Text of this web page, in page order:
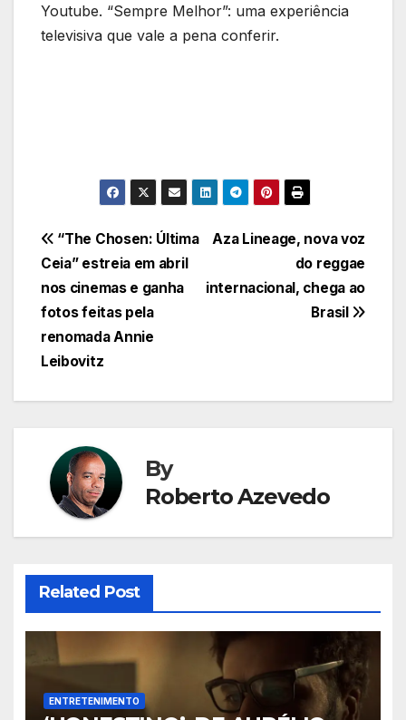
Youtube. “Sempre Melhor”: uma experiência
televisiva que vale a pena conferir.
Navegação
de
Post
Aza Lineage, nova voz
do reggae
internacional, chega ao
Brasil
“The Chosen: Última
Ceia” estreia em abril
nos cinemas e ganha
fotos feitas pela
renomada Annie
Leibovitz
By
Roberto Azevedo
Related Post
ENTRETENIMENTO